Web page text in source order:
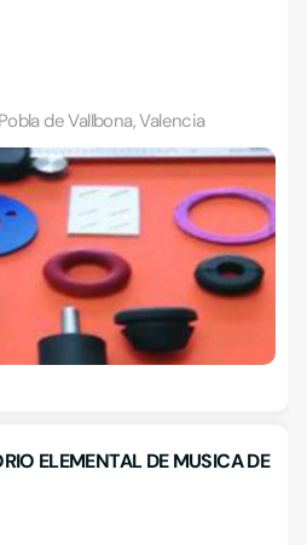
de Vallbona, Valencia
ELEMENTAL DE MUSICA DE